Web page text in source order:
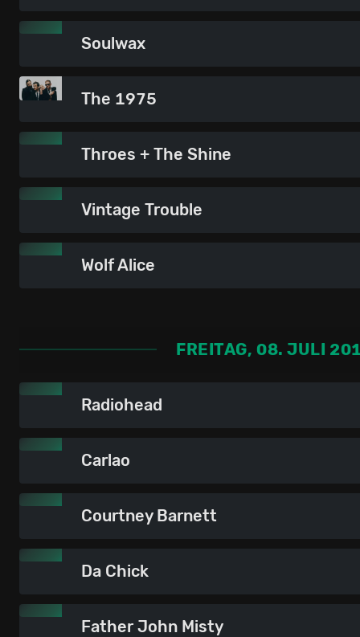
Soulwax
The 1975
Throes + The Shine
Vintage Trouble
Wolf Alice
FREITAG, 08. JULI
Radiohead
Carlao
Courtney Barnett
Da Chick
Father John Misty